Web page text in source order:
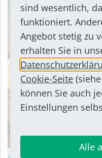
sind wesentlich,
funktioniert.
Angebot stetig zu
erhalten Sie in
Cookie-Seite
können Sie auch
Einstellungen
Alle